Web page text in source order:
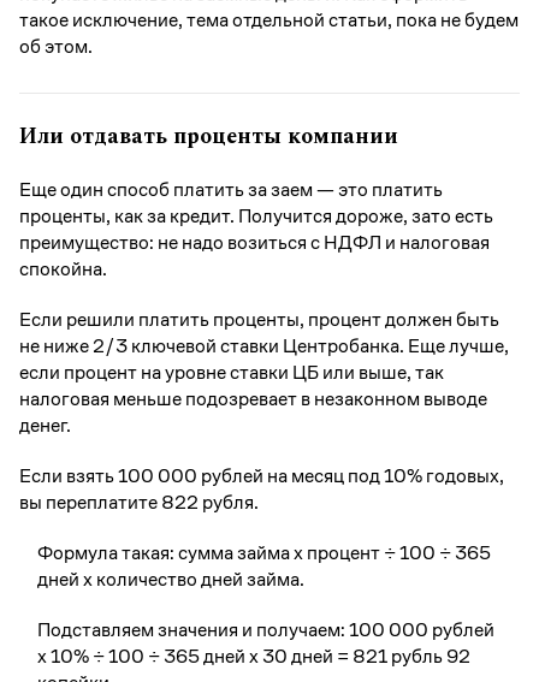
такое исключение, тема отдельной статьи, пока не будем
об этом.
Или отдавать проценты компании
Еще один способ платить за заем — это платить
проценты, как за кредит. Получится дороже, зато есть
преимущество: не надо возиться с НДФЛ и налоговая
спокойна.
Если решили платить проценты, процент должен быть
не ниже 2/3 ключевой ставки Центробанка. Еще лучше,
если процент на уровне ставки ЦБ или выше, так
налоговая меньше подозревает в незаконном выводе
денег.
Если взять 100 000 рублей на месяц под 10% годовых,
вы переплатите 822 рубля.
Формула такая: сумма займа x процент ÷ 100 ÷ 365
дней x количество дней займа.
Подставляем значения и получаем: 100 000 рублей
x 10% ÷ 100 ÷ 365 дней x 30 дней = 821 рубль 92